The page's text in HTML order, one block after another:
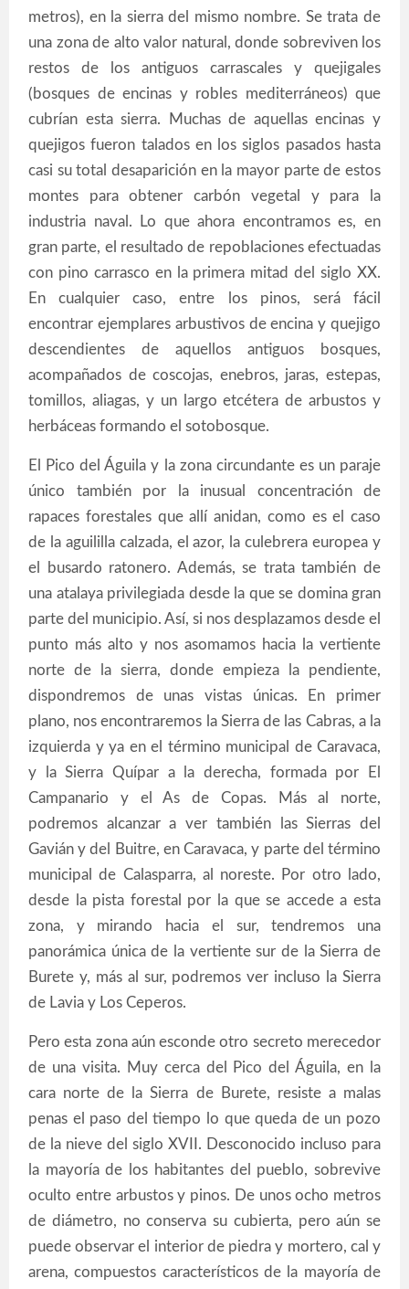
metros), en la sierra del mismo nombre. Se trata de
una zona de alto valor natural, donde sobreviven los
restos de los antiguos carrascales y quejigales
(bosques de encinas y robles mediterráneos) que
cubrían esta sierra. Muchas de aquellas encinas y
quejigos fueron talados en los siglos pasados hasta
casi su total desaparición en la mayor parte de estos
montes para obtener carbón vegetal y para la
industria naval. Lo que ahora encontramos es, en
gran parte, el resultado de repoblaciones efectuadas
con pino carrasco en la primera mitad del siglo XX.
En cualquier caso, entre los pinos, será fácil
encontrar ejemplares arbustivos de encina y quejigo
descendientes de aquellos antiguos bosques,
acompañados de coscojas, enebros, jaras, estepas,
tomillos, aliagas, y un largo etcétera de arbustos y
herbáceas formando el sotobosque.
El Pico del Águila y la zona circundante es un paraje
único también por la inusual concentración de
rapaces forestales que allí anidan, como es el caso
de la aguililla calzada, el azor, la culebrera europea y
el busardo ratonero. Además, se trata también de
una atalaya privilegiada desde la que se domina gran
parte del municipio. Así, si nos desplazamos desde el
punto más alto y nos asomamos hacia la vertiente
norte de la sierra, donde empieza la pendiente,
dispondremos de unas vistas únicas. En primer
plano, nos encontraremos la Sierra de las Cabras, a la
izquierda y ya en el término municipal de Caravaca,
y la Sierra Quípar a la derecha, formada por El
Campanario y el As de Copas. Más al norte,
podremos alcanzar a ver también las Sierras del
Gavián y del Buitre, en Caravaca, y parte del término
municipal de Calasparra, al noreste. Por otro lado,
desde la pista forestal por la que se accede a esta
zona, y mirando hacia el sur, tendremos una
panorámica única de la vertiente sur de la Sierra de
Burete y, más al sur, podremos ver incluso la Sierra
de Lavia y Los Ceperos.
Pero esta zona aún esconde otro secreto merecedor
de una visita. Muy cerca del Pico del Águila, en la
cara norte de la Sierra de Burete, resiste a malas
penas el paso del tiempo lo que queda de un pozo
de la nieve del siglo XVII. Desconocido incluso para
la mayoría de los habitantes del pueblo, sobrevive
oculto entre arbustos y pinos. De unos ocho metros
de diámetro, no conserva su cubierta, pero aún se
puede observar el interior de piedra y mortero, cal y
arena, compuestos característicos de la mayoría de